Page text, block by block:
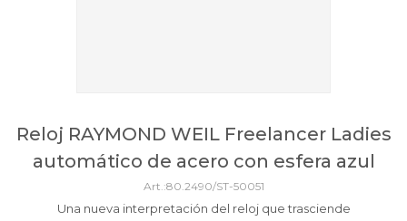
Reloj RAYMOND WEIL Freelancer Ladies
automático de acero con esfera azul
80.2490/ST-50051
Una nueva interpretación del reloj que trasciende